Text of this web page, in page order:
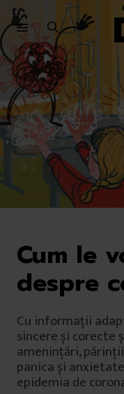
Sari
la
meniu
Sari
la
conținut
Cum le
despre
Cu informații
sincere și corecte
amenințări,
panica și
epidemia de